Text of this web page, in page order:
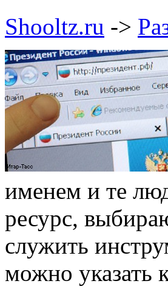
Shooltz.ru ->
именем и те
ресурс,
служить
можно указать